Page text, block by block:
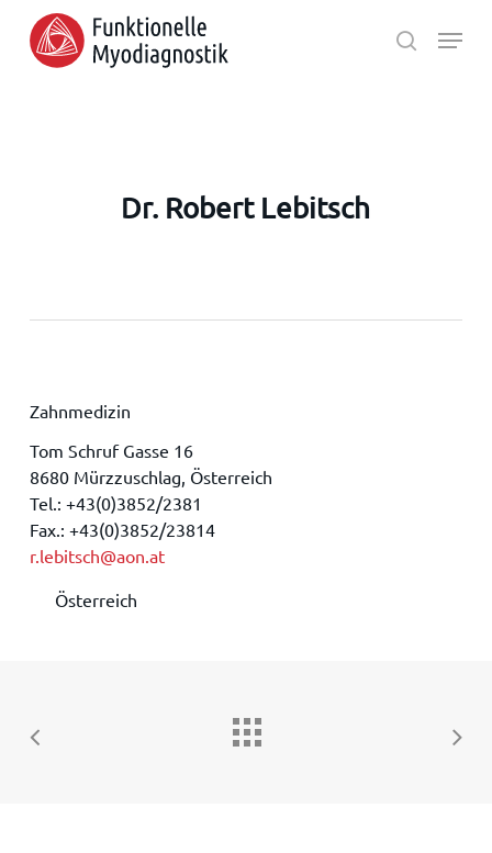
main
search
Menu
Dr. Robert Lebitsch
Zahnmedizin
Tom Schruf Gasse 16
8680 Mürzzuschlag, Österreich
Tel.: +43(0)3852/2381
Fax.: +43(0)3852/23814
r.lebitsch@aon.at
Österreich